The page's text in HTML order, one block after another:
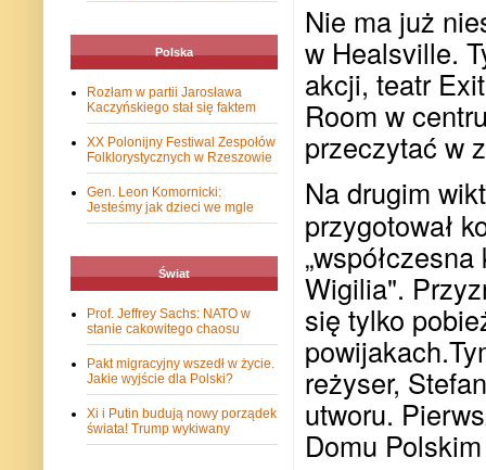
Nie ma już
w Healsville.
akcji, teatr
Room w
przeczytać w
Na drugim
przygotował
Wigilia".
się tylko
reżyser,
utworu.
Domu
Polska
Rozłam w partii Jarosława
Kaczyńskiego stał się faktem
XX Polonijny Festiwal Zespołów
Folklorystycznych w Rzeszowie
Gen. Leon Komornicki:
Jesteśmy jak dzieci we mgle
Świat
Prof. Jeffrey Sachs: NATO w
stanie cakowitego chaosu
Pakt migracyjny wszedł w życie.
Jakie wyjście dla Polski?
Xi i Putin budują nowy porządek
świata! Trump wykiwany